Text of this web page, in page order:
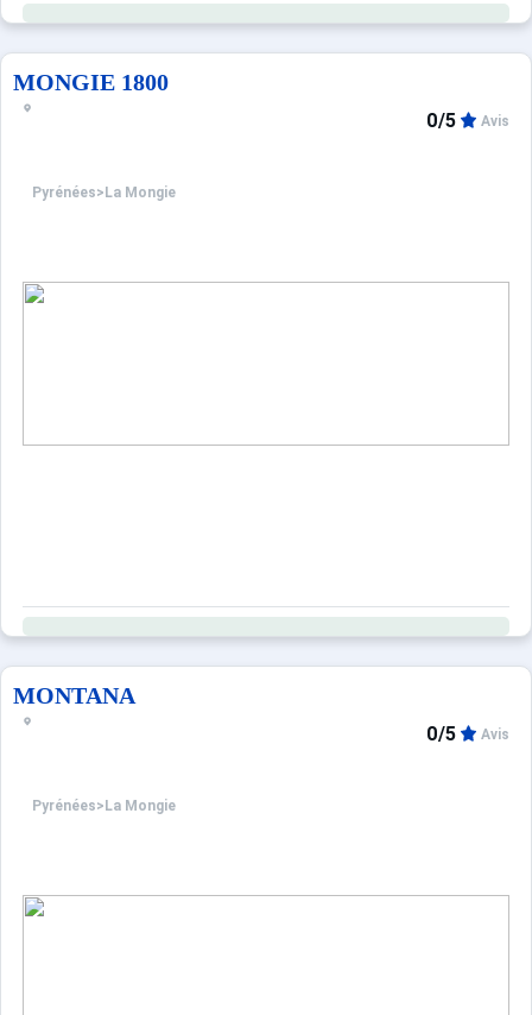
MONGIE 1800
Pyrénées> La Mongie
0/5 Avis
MONTANA
Pyrénées> La Mongie
0/5 Avis